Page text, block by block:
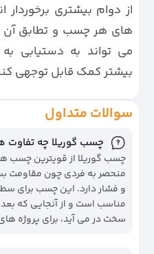
از دوام بیشتری برخوردار
های هر چسب و تطابق آن‌
می‌ تواند به دستیابی
بیشتر کمک قابل توجهی
سوالات متداول
چسب گوریلا چه تفاوت
چسب گوریلا از قویترین چسب
منحصر به فردی چون مقاومت
و فشار دارد. این چسب
مناسب است و از آنجایی که
سخت در می آید، برای پروژه